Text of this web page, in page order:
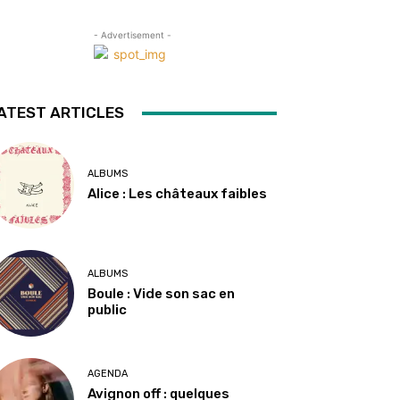
- Advertisement -
ARTICLES
ALBUMS
Alice : Les châteaux faibles
ALBUMS
Boule : Vide son sac en
public
AGENDA
Avignon off : quelques